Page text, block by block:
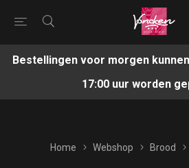
Bestellingen voor morgen
17:00 uur worden
Home Webshop Brood